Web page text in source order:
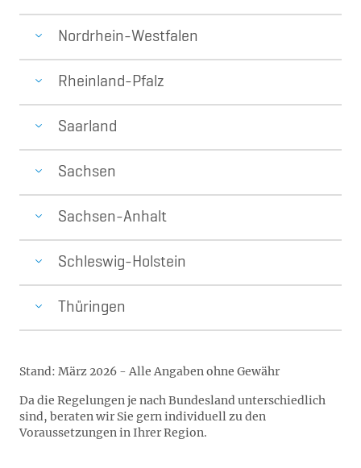
Nordrhein-Westfalen
Rheinland-Pfalz
Saarland
Sachsen
Sachsen-Anhalt
Schleswig-Holstein
Thüringen
Stand: März 2026 - Alle Angaben ohne Gewähr
Da die Regelungen je nach Bundesland unterschiedlich
sind, beraten wir Sie gern individuell zu den
Voraussetzungen in Ihrer Region.